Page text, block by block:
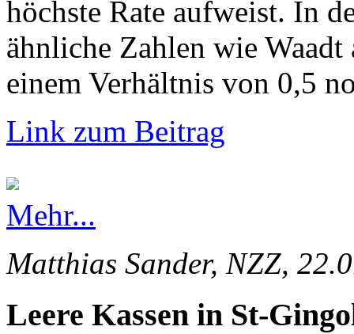
höchste Rate aufweist. In
ähnliche Zahlen wie
einem Verhältnis von 0,5
Link zum Beitrag
Mehr...
Matthias Sander, NZZ,
Leere Kassen in St-